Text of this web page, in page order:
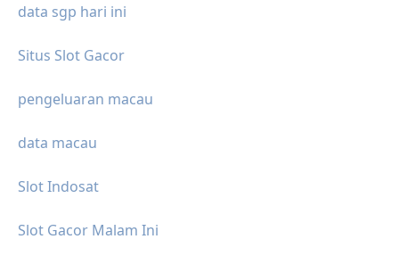
data sgp hari ini
Situs Slot Gacor
pengeluaran macau
data macau
Slot Indosat
Slot Gacor Malam Ini